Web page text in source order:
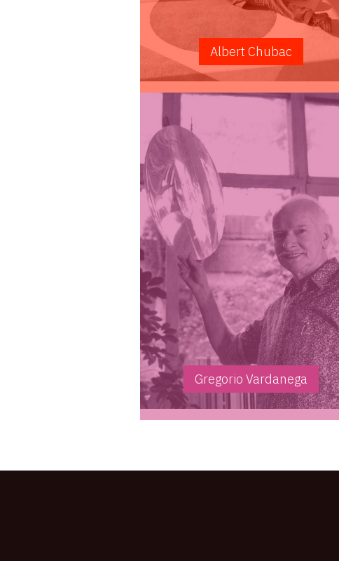
Albert Chubac
Gregorio Vardanega